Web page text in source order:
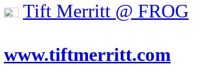
Tift Merritt @ FROG
www.tiftmerritt.com